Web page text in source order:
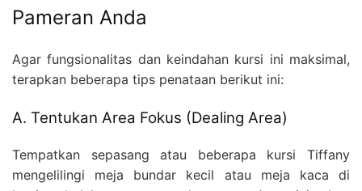
Pameran Anda
Agar fungsionalitas dan keindahan kursi ini maksimal,
terapkan beberapa tips penataan berikut ini:
A. Tentukan Area Fokus (Dealing Area)
Tempatkan sepasang atau beberapa kursi Tiffany
mengelilingi meja bundar kecil atau meja kaca di